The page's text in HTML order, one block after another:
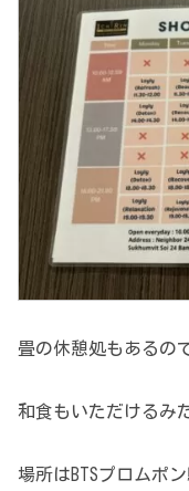
畳の休憩処もあるの
和食もいただけるみ
場所はBTSプロムポ